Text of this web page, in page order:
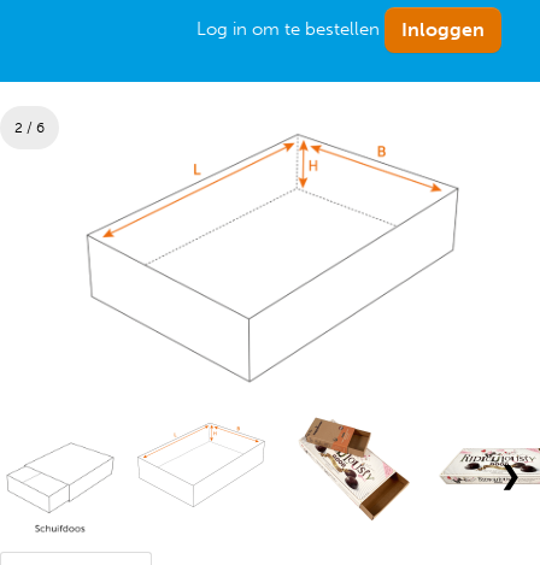
2 / 6
❯
Log in om te bestellen